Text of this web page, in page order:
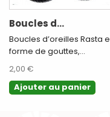
Boucles d...
Boucles d’oreilles Rasta
forme de gouttes,...
2,00 €
Ajouter au panier